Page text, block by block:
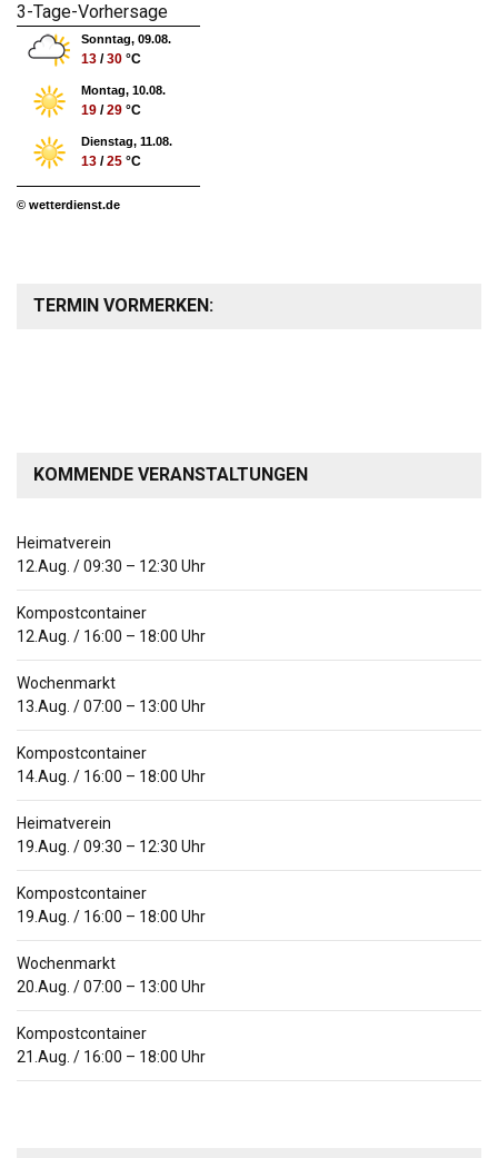
3-Tage-Vorhersage
Sonntag, 09.08.
13 /30 °C
Montag, 10.08.
19 /29 °C
Dienstag, 11.08.
13 /25 °C
© wetterdienst.de
TERMIN VORMERKEN:
KOMMENDE VERANSTALTUNGEN
Heimatverein
12.Aug. /09:30 – 12:30 Uhr
Kompostcontainer
12.Aug. / 16:00 – 18:00 Uhr
Wochenmarkt
13.Aug. /07:00 – 13:00 Uhr
Kompostcontainer
14.Aug. / 16:00 – 18:00 Uhr
Heimatverein
19.Aug. /09:30 – 12:30 Uhr
Kompostcontainer
19.Aug. / 16:00 – 18:00 Uhr
Wochenmarkt
20.Aug. /07:00 – 13:00 Uhr
Kompostcontainer
21.Aug. / 16:00 – 18:00 Uhr